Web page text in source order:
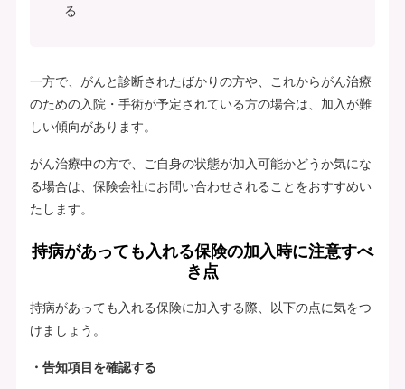
る
一方で、がんと診断されたばかりの方や、これからがん治療
のための入院・手術が予定されている方の場合は、加入が難
しい傾向があります。
がん治療中の方で、ご自身の状態が加入可能かどうか気にな
る場合は、保険会社にお問い合わせされることをおすすめい
たします。
持病があっても入れる保険の加入時に注意すべ
き点
持病があっても入れる保険に加入する際、以下の点に気をつ
けましょう。
・告知項目を確認する